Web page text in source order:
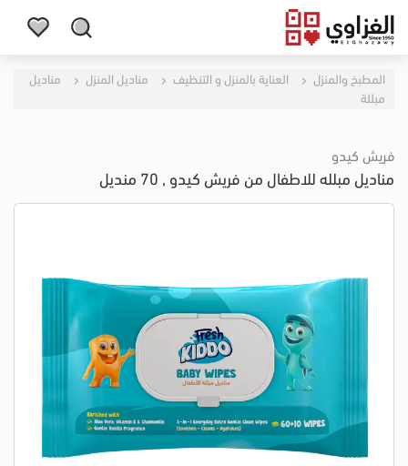
المطبخ والمنزل العناية بالمنزل و التنظيف مناديل المنزل
مناديل
مبللة
فريش كيدو
مناديل مبلله للاطفال من فريش كيدو , 70 منديل